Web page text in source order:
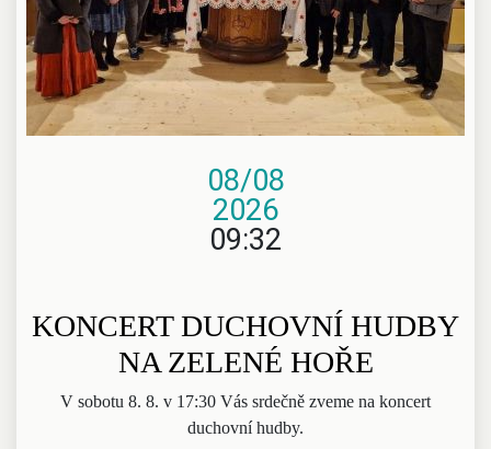
08/08
2026
09:32
KONCERT DUCHOVNÍ HUDBY
NA ZELENÉ HOŘE
V sobotu 8. 8. v 17:30 Vás srdečně zveme na koncert
duchovní hudby.